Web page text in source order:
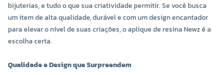
bijuterias, e tudo o que sua criatividade permitir. Se você busca
um item de alta qualidade, durável e com um design encantador
para elevar o nível de suas criações, o aplique de resina Newz é a
escolha certa.
Qualidade e Design que Surpreendem